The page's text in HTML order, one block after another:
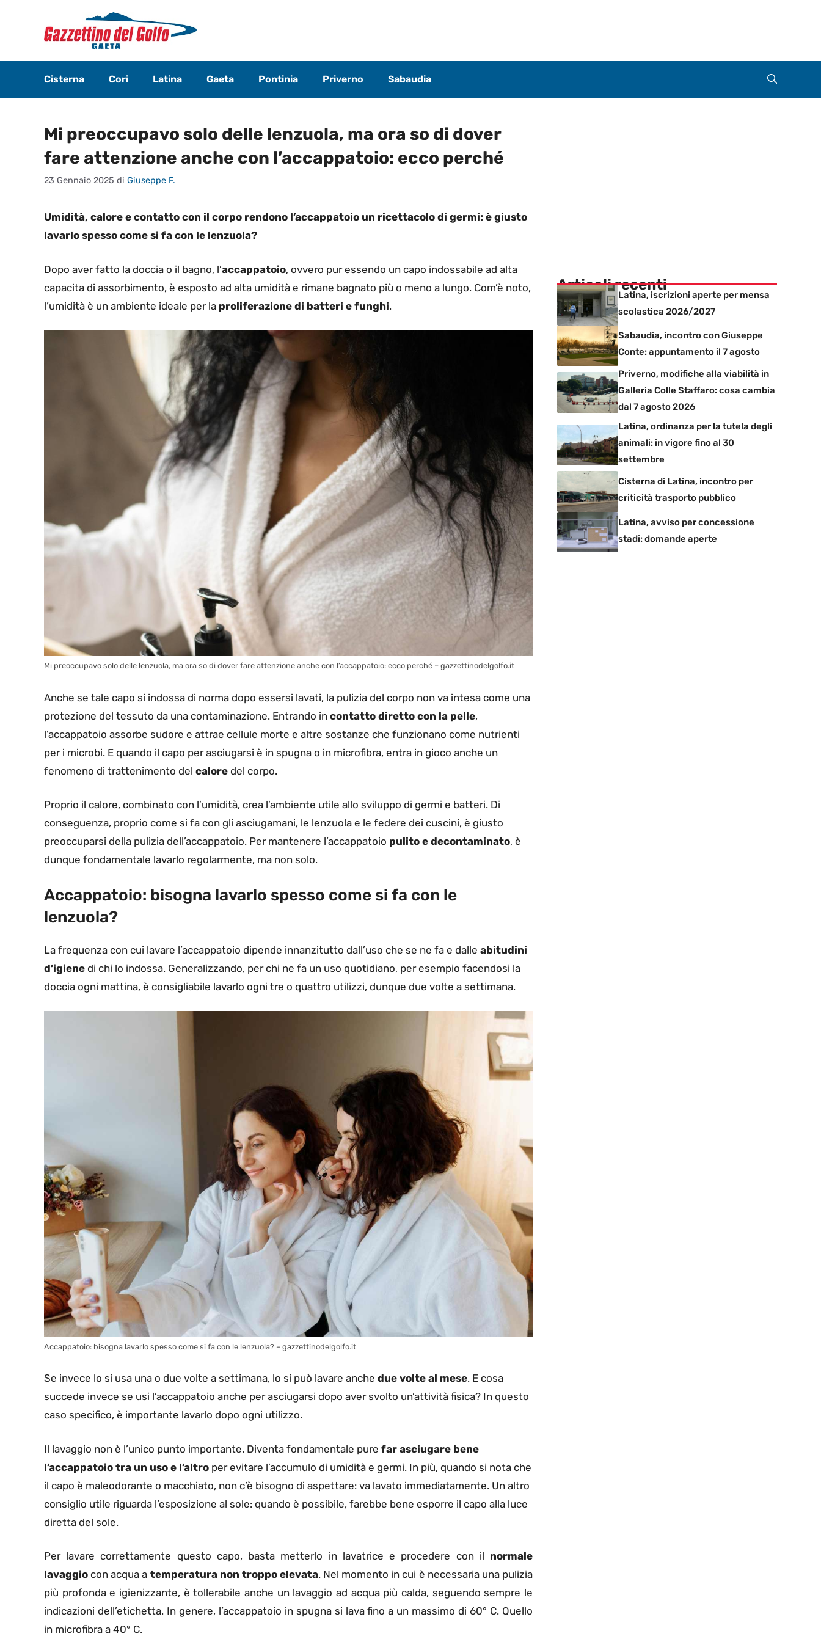
contenuto
Cisterna Cori Latina Gaeta Pontinia Priverno Sabaudia
Mi preoccupavo solo delle lenzuola, ma ora so di dover
fare attenzione anche con l’accappatoio: ecco perché
23 Gennaio 2025 di Giuseppe F.
Umidità, calore e contatto con il corpo rendono l’accappatoio un ricettacolo di germi: è giusto
lavarlo spesso come si fa con le lenzuola?
Dopo aver fatto la doccia o il bagno, l’accappatoio, ovvero pur essendo un capo indossabile ad alta
capacita di assorbimento, è esposto ad alta umidità e rimane bagnato più o meno a lungo. Com’è noto,
l’umidità è un ambiente ideale per la proliferazione di batteri e funghi.
Mi preoccupavo solo delle lenzuola, ma ora so di dover fare attenzione anche con l’accappatoio: ecco perché – gazzettinodelgolfo.it
Anche se tale capo si indossa di norma dopo essersi lavati, la pulizia del corpo non va intesa come una
protezione del tessuto da una contaminazione. Entrando in contatto diretto con la pelle,
l’accappatoio assorbe sudore e attrae cellule morte e altre sostanze che funzionano come nutrienti
per i microbi. E quando il capo per asciugarsi è in spugna o in microfibra, entra in gioco anche un
fenomeno di trattenimento del calore del corpo.
Proprio il calore, combinato con l’umidità, crea l’ambiente utile allo sviluppo di germi e batteri. Di
conseguenza, proprio come si fa con gli asciugamani, le lenzuola e le federe dei cuscini, è giusto
preoccuparsi della pulizia dell’accappatoio. Per mantenere l’accappatoio pulito e decontaminato, è
dunque fondamentale lavarlo regolarmente, ma non solo.
Accappatoio: bisogna lavarlo spesso come si fa con le
lenzuola?
La frequenza con cui lavare l’accappatoio dipende innanzitutto dall’uso che se ne fa e dalle abitudini
d’igiene di chi lo indossa. Generalizzando, per chi ne fa un uso quotidiano, per esempio facendosi la
doccia ogni mattina, è consigliabile lavarlo ogni tre o quattro utilizzi, dunque due volte a settimana.
Accappatoio: bisogna lavarlo spesso come si fa con le lenzuola? – gazzettinodelgolfo.it
Se invece lo si usa una o due volte a settimana, lo si può lavare anche due volte al mese. E cosa
succede invece se usi l’accappatoio anche per asciugarsi dopo aver svolto un’attività fisica? In questo
caso specifico, è importante lavarlo dopo ogni utilizzo.
Il lavaggio non è l’unico punto importante. Diventa fondamentale pure far asciugare bene
l’accappatoio tra un uso e l’altro per evitare l’accumulo di umidità e germi. In più, quando si nota che
il capo è maleodorante o macchiato, non c’è bisogno di aspettare: va lavato immediatamente. Un altro
consiglio utile riguarda l’esposizione al sole: quando è possibile, farebbe bene esporre il capo alla luce
diretta del sole.
Per lavare correttamente questo capo, basta metterlo in lavatrice e procedere con il normale
lavaggio con acqua a temperatura non troppo elevata. Nel momento in cui è necessaria una pulizia
più profonda e igienizzante, è tollerabile anche un lavaggio ad acqua più calda, seguendo sempre le
indicazioni dell’etichetta. In genere, l’accappatoio in spugna si lava fino a un massimo di 60° C. Quello
in microfibra a 40° C.
Articoli recenti
Latina, iscrizioni aperte per mensa
scolastica 2026/2027
Sabaudia, incontro con Giuseppe
Conte: appuntamento il 7 agosto
Priverno, modifiche alla viabilità in
Galleria Colle Staffaro: cosa cambia
dal 7 agosto 2026
Latina, ordinanza per la tutela degli
animali: in vigore fino al 30
settembre
Cisterna di Latina, incontro per
criticità trasporto pubblico
Latina, avviso per concessione
stadi: domande aperte